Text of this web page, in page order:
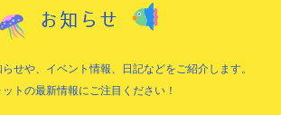
お知らせ
せや、イベント情報、日記などをご紹介します。
ットの最新情報にご注目ください！